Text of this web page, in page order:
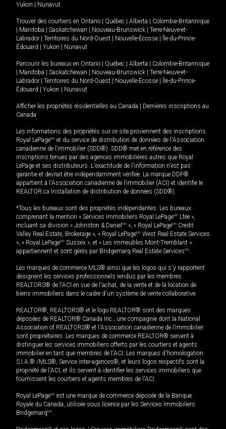
Yukon
Nunavut.
Trouver des courtiers en Ontario Québec Alberta
Colombie-Britannique
Manitoba Saskatchewan Nouveau-Brunswick
Terre-Neuve-et-
Labrador
Territoires du Nord-Ouest Nouvelle-Écosse
Île-du-Prince-
Édouard
Yukon Nunavut
Parcourir les bureaux en Ontario Québec Alberta
Colombie-Britannique
Manitoba Saskatchewan Nouveau-Brunswick
Terre-Neuve-et-
Labrador
Territoires du Nord-Ouest Nouvelle-Écosse
Île-du-Prince-
Édouard
Yukon Nunavut
Afficher les propriétés résidentielles au Canada
Dernières inscriptions au
Canada
Les informations des propriétés sur ce site proviennent des inscriptions
Royal LePageMD et du service de distribution de données de l'Association
canadienne de l’immobilier (SDD®). SDD® met en référence des
inscriptions tenues par des agences immobilières autres que Royal
LePage et ses distributeurs. L'exactitude de l'information n'est pas
garantie et devrait être indépendamment vérifiée. La marque DDF®
appartient à l'Association canadienne de l’immobilier (ACI) et identifie le
REALTOR.ca Installation de distribution de données (SDD®).
*Tous les bureaux sont des propriétés indépendantes. Les bureaux
comprenant la mention « Services immobiliers Royal LePageMD Ltée »,
incluant sa division « Johnston & Daniel MD », « Royal LePageMD Credit
Valley Real Estate, Brokerage », « Royal LePageMD West Real Estate Services
», « Royal LePageMD Sussex », et « Les immeubles Mont-Tremblant »
appartiennent et sont gérés par Bridgemarq Real Estate ServicesMD.
Les marques de commerce MLS® ainsi que les logos qui s'y rapportent
désignent les services professionnels rendus par les membres
REALTORS® de l'ACI en vue de l'achat, de la vente et de la location de
biens immobiliers dans le cadre d'un système de vente collaborative.
REALTOR®, REALTORS® et le logo REALTOR® sont des marques
déposées de REALTOR® Canada Inc., une compagnie dont la National
Association of REALTORS® et l'Association canadienne de l’immobilier
sont propriétaires. Les marques de commerce REALTOR® servent à
distinguer les services immobiliers offerts par les courtiers et agents
immobilier en tant que membres de l'ACI. Les marques d'homologation
S.I.A.® /MLS®, Service inter-agences®, et leurs logos respectifs sont la
propriété de l'ACI, et ils servent à identifier les services immobiliers que
fournissent les courtiers et agents membres de l'ACI.
Royal LePageMD est une marque de commerce déposée de la Banque
Royale du Canada, utilisée sous licence par les Services immobiliers
BridgemarqMD.
MD MD